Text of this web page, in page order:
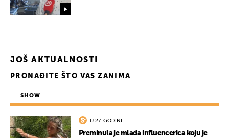
JOŠ AKTUALNOSTI
PRONAĐITE ŠTO VAS ZANIMA
SHOW
U 27. GODINI
Preminula je mlada influencerica koju je